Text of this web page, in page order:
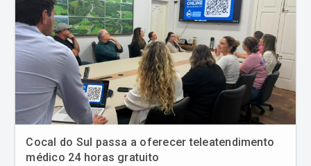
Cocal do Sul passa a oferecer teleatendimento
médico 24 horas gratuito
comment Jornalismo access_time 07/08/2026 18:30
Lançamento conta com clínico geral, médico de